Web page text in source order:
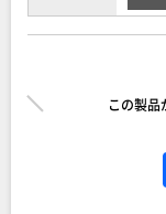
この製品